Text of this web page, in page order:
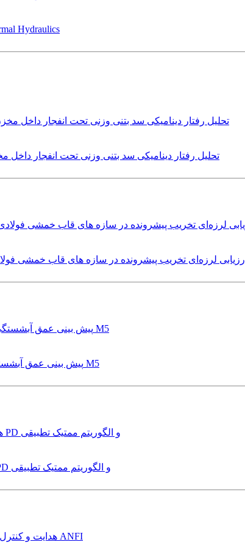
Hydraulics
تحلیل رفتار دینامیکی سد بتنی وزنی تحت انفجار
ارزیابی لرزه‌ای تخریب پیشرونده در سازه های قاب خمشی
پیش بینی عمق آبشستگی پایه پل با استفاده از مدل درختی قواعد M5
هدایت و کنترل ربات زیرآبی توسط کنترلر PD و الگوریتم ممتیک تطبیقی